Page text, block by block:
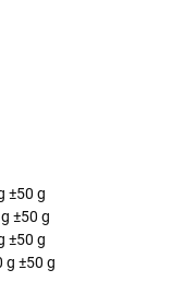
±50 g
±50 g
±50 g
g ±50 g